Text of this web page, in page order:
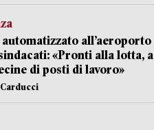
all’aeroporto
«Pronti alla lotta, a
di posti di lavoro»